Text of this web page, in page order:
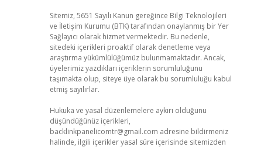
Sitemiz, 5651 Sayılı Kanun gereğince Bilgi Teknolojileri
ve İletişim Kurumu (BTK) tarafından onaylanmış bir Yer
Sağlayıcı olarak hizmet vermektedir. Bu nedenle,
sitedeki içerikleri proaktif olarak denetleme veya
araştırma yükümlülüğümüz bulunmamaktadır. Ancak,
üyelerimiz yazdıkları içeriklerin sorumluluğunu
taşımakta olup, siteye üye olarak bu sorumluluğu kabul
etmiş sayılırlar.
Hukuka ve yasal düzenlemelere aykırı olduğunu
düşündüğünüz içerikleri,
backlinkpanelicomtr@gmail.com adresine bildirmeniz
halinde, ilgili içerikler yasal süre içerisinde sitemizden